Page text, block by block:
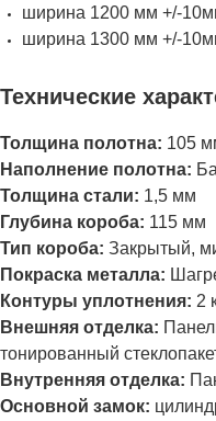
ширина 1200 мм +/-
ширина 1300 мм +/-
Технические
Толщина полотна: 105
Наполнение полотна:
Толщина стали: 1,5 мм
Глубина короба: 115 мм
Тип короба: Закрытый,
Покраска металла:
Контуры уплотнения: 2
Внешняя отделка:
тонированный
Внутренняя отделка:
Основной замок: